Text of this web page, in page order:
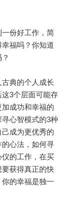
份好工作，简
福吗？你知道
典的个人成长
3个层面可能存
成功和幸福的
心智模式的3种
成为更优秀的
心法，如何寻
的工作，在买
获得真正的快
的幸福是独一